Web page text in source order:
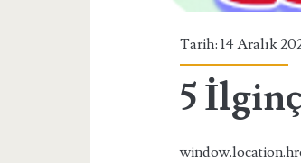
Tarih: 14 Aralık
5